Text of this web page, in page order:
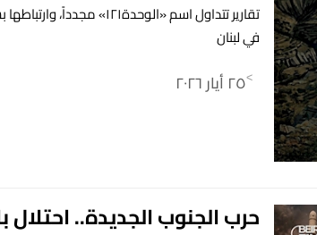
تقارير تتداول اسم «الوحدة١٢١»
في لبنان
>٢٥ أيار ٢٠٢٦
حرب الجنوب الجديدة.. احتلال